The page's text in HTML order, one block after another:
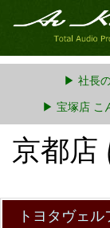
▶ 社長
▶ 宝塚店 こ
京都店
トヨタヴェ